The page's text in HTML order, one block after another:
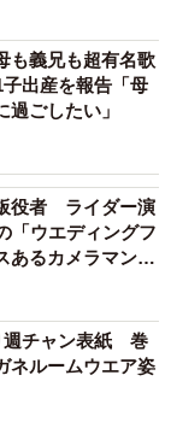
も義兄も超有名歌
出産を報告「母
ごしたい」
役者 ライダー演
「ウエディングフ
るカメラマン求
週チャン表紙 巻
ネルームウエア姿